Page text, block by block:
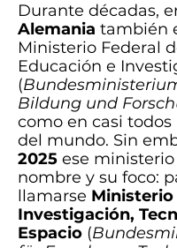
Durante décadas,
Alemania también
Ministerio Federal
Educación e
(
Bildung und
como en casi todos
del mundo. Sin
2025 ese
nombre y su foco:
llamarse Ministerio
Investigación,
Espacio (